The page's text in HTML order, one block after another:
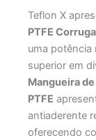
Teflon X
PTFE
uma potência
superior em
Mangueira
PTFE
antiaderente
oferecendo